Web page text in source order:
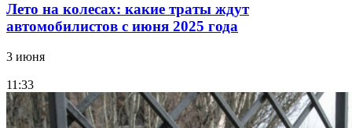
Лето на колесах: какие траты ждут
автомобилистов с июня 2025 года
3 июня
11:33